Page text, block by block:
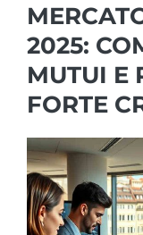
2025:
MUTUI E
FORTE